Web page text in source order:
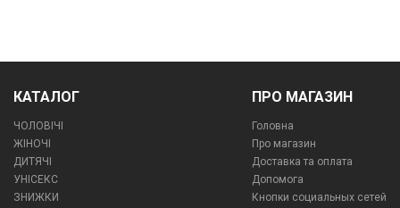
КАТАЛОГ
ЧОЛОВІЧІ
ЖІНОЧІ
ДИТЯЧІ
УНІСЕКС
ЗНИЖКИ
ПРО МАГАЗИН
Головна
Про магазин
Доставка та оплата
Допомога
Кнопки социальных сетей